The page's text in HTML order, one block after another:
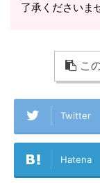
了承くださいま
こ
Twitter
Hatena